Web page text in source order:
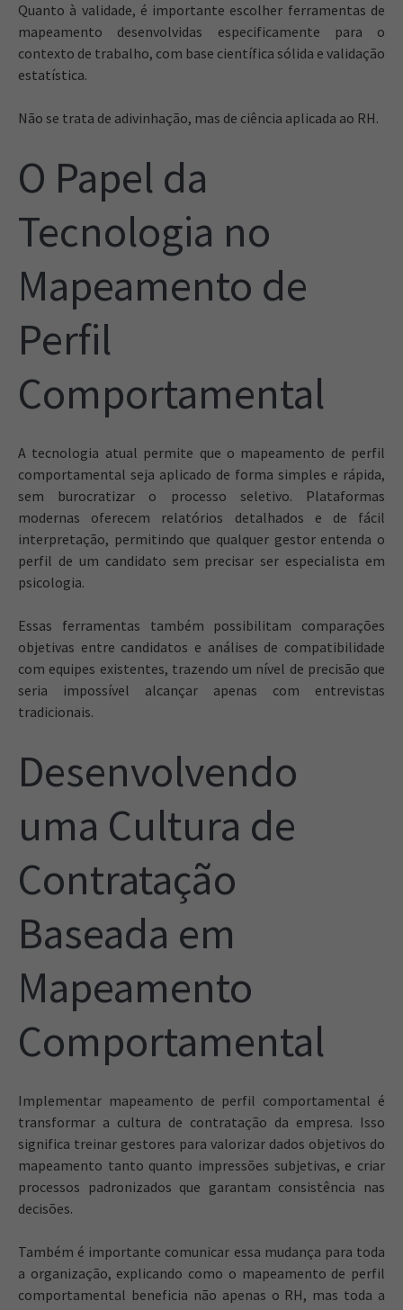
Quanto à validade, é importante escolher ferramentas de
mapeamento desenvolvidas especificamente para o
contexto de trabalho, com base científica sólida e validação
estatística.
Não se trata de adivinhação, mas de ciência aplicada ao RH.
O Papel da
Tecnologia no
Mapeamento de
Perfil
Comportamental
A tecnologia atual permite que o mapeamento de perfil
comportamental seja aplicado de forma simples e rápida,
sem burocratizar o processo seletivo. Plataformas
modernas oferecem relatórios detalhados e de fácil
interpretação, permitindo que qualquer gestor entenda o
perfil de um candidato sem precisar ser especialista em
psicologia.
Essas ferramentas também possibilitam comparações
objetivas entre candidatos e análises de compatibilidade
com equipes existentes, trazendo um nível de precisão que
seria impossível alcançar apenas com entrevistas
tradicionais.
Desenvolvendo
uma Cultura de
Contratação
Baseada em
Mapeamento
Comportamental
Implementar mapeamento de perfil comportamental é
transformar a cultura de contratação da empresa. Isso
significa treinar gestores para valorizar dados objetivos do
mapeamento tanto quanto impressões subjetivas, e criar
processos padronizados que garantam consistência nas
decisões.
Também é importante comunicar essa mudança para toda
a organização, explicando como o mapeamento de perfil
comportamental beneficia não apenas o RH, mas toda a